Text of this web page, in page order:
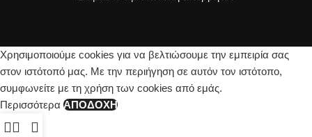
Χρησιμοποιούμε cookies για να βελτιώσουμε την εμπειρία σας
στον ιστότοπό μας. Με την περιήγηση σε αυτόν τον ιστότοπο,
συμφωνείτε με τη χρήση των cookies από εμάς.
Περισσότερα ΑΠΟΔΟΧΉ